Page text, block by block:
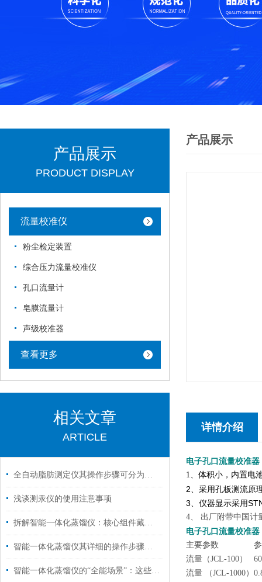
产品展示
PRODUCT DISPLAY
流量校准仪
粉尘检定装置
综合压力流量校准仪
孔口流量计
皂膜流量计
声级校准器
查看更多
相关文章
ARTICLE
全自动脂肪测定仪其操作步骤可分为以下五个核心阶段
浅谈测汞仪的使用注意事项
拆解智能一体化蒸馏仪：核心组件藏着哪些“高效密码”？
智能一体化蒸馏仪其详细的操作步骤如下
智能一体化蒸馏仪的“全能场景”：这些关键领域，它早已成为标配
产品展示
详情介绍
电子孔口流量校准
1、体积小，内置电
2、采用孔板测流原
3、仪器显示采用
4、 出厂附带中国计
电子孔口流量校准
主要参数
流量（JCL-100）
流量 （JCL-1000）